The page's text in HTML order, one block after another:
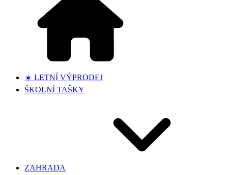
☀️ LETNÍ VÝPRODEJ
ŠKOLNÍ TAŠKY
ZAHRADA